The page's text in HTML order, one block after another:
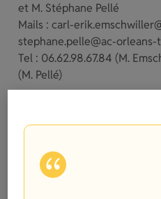
et M. Stéphane Pellé
Mails : carl-
stephane.pelle@ac-
Tel : 06.62.98.67.84 (M.
(M. Pellé)
Chaudronnerie / métallerie
Esthétique